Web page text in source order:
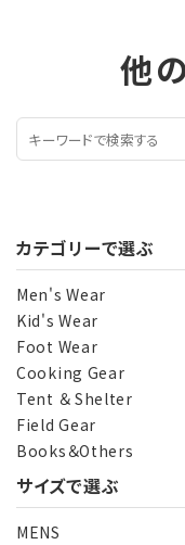
他
カテゴリーで選ぶ
Men's Wear
Kid's Wear
Foot Wear
Cooking Gear
Tent ＆ Shelter
Field Gear
Books＆Others
サイズで選ぶ
MENS